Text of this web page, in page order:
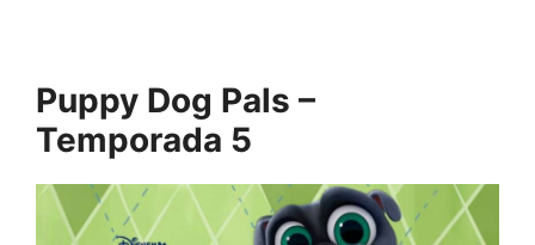
Puppy Dog Pals –
Temporada 5